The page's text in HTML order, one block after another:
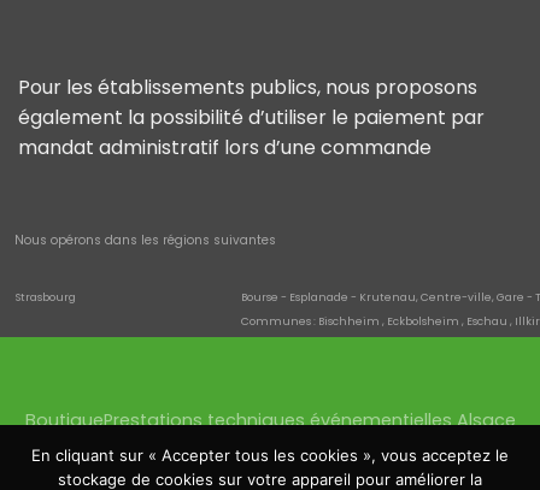
Pour les établissements publics, nous proposons
également la possibilité d’utiliser le paiement par
mandat administratif lors d’une commande
Nous opérons dans les régions suivantes
Strasbourg
Bourse - Esplanade - Krutenau, Centre-ville, Gare -
Communes : Bischheim , Eckbolsheim , Eschau ,
Haguenau
Batzendorf , Biblisheim , Bischwiller , Bitschhoffen ,
Molsheim
Altorf , Avolsheim , Dachstein , Dorlisheim , Mutzig ,
BoutiquePrestations techniques événementielles Alsace
Location sonorisation HaguenauLocation éclairage
Location écrans SaverneLocation tentes
En cliquant sur « Accepter tous les cookies », vous acceptez le
stockage de cookies sur votre appareil pour améliorer la